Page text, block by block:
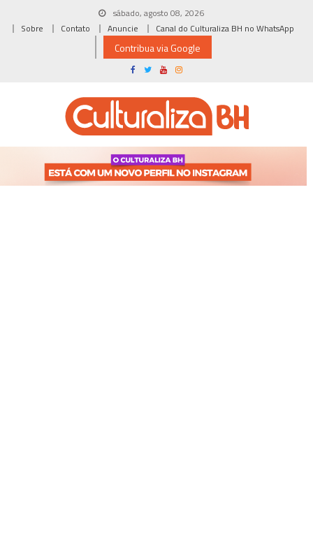
sábado, agosto 08, 2026
Sobre
Contato Anuncie Canal do Culturaliza BH no WhatsApp
Contribua via Google